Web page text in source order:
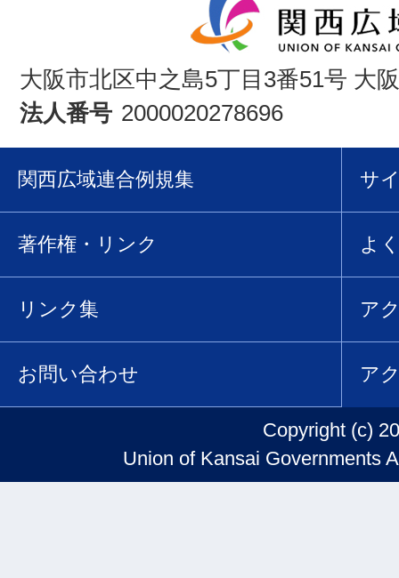
大阪市北区中之島5丁目3番51号 大
法人番号 2000020278696
関西広域連合例規集 サ
著作権・リンク よ
リンク集 ア
お問い合わせ ア
Copyright (c)
Union of Kansai Governments